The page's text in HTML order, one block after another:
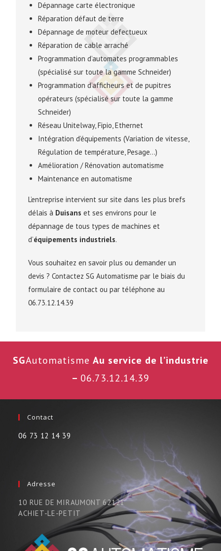
Dépannage carte électronique
Réparation défaut de terre
Dépannage de moteur defectueux
Réparation de cable arraché
Programmation d’automates programmables
(spécialisé sur toute la gamme Schneider)
Programmation d’afficheurs et de pupitres
opérateurs (spécialisé sur toute la gamme
Schneider)
Réseau Unitelway, Fipio, Ethernet
Intégration d’équipements (Variation de vitesse,
Régulation de température, Pesage…)
Amélioration / Rénovation automatisme
Maintenance en automatisme
L’entreprise intervient sur site dans les plus brefs
délais à Duisanset ses environs pour le
dépannage de tous types de machines et
d’équipements industriels.
Vous souhaitez en savoir plus ou demander un
devis ? Contactez SG Automatisme par le biais du
formulaire de contact ou par téléphone au
06.73.12.14.39
SGAutomatisme Au service de l’industrie
– 06.73.12.14.39
Contact
06 73 12 14 39
Adresse
10 RUE DE MIRAUMONT 62121
ACHIET-LE-PETIT